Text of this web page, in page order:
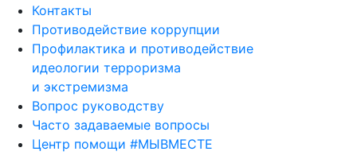
Контакты
Противодействие коррупции
Профилактика и противодействие
идеологии терроризма
и экстремизма
Вопрос руководству
Часто задаваемые вопросы
Центр помощи #МЫВМЕСТЕ